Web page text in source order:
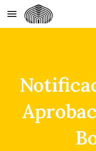
Skip to main content